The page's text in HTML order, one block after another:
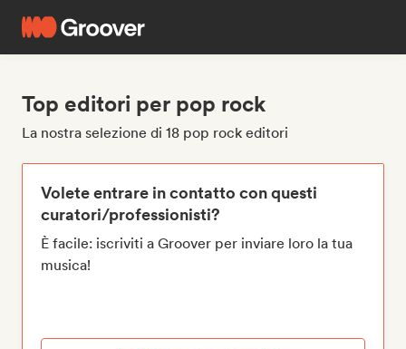
Top editori per pop rock
La nostra selezione di 18 pop rock editori
Volete entrare in contatto con questi
curatori/professionisti?
È facile: iscriviti a Groover per inviare loro la tua
musica!